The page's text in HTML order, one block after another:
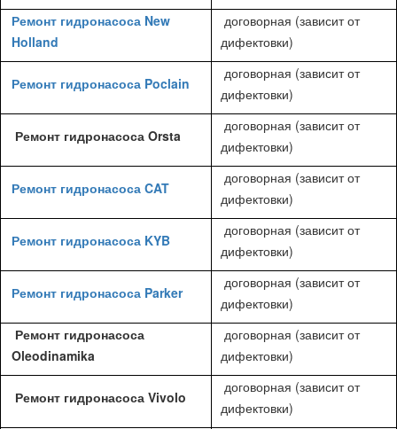
Ремонт гидронасоса New
Holland
договорная (зависит от
дифектовки)
Ремонт гидронасоса Poclain
договорная (зависит от
дифектовки)
Ремонт гидронасоса Orsta
договорная (зависит от
дифектовки)
Ремонт гидронасоса CAT
договорная (зависит от
дифектовки)
Ремонт гидронасоса KYB
договорная (зависит от
дифектовки)
Ремонт гидронасоса Parker
договорная (зависит от
дифектовки)
Ремонт гидронасоса
Oleodinamika
договорная (зависит от
дифектовки)
Ремонт гидронасоса Vivolo
договорная (зависит от
дифектовки)